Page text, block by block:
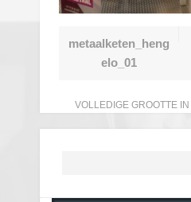
metaalketen_heng
elo_01
VOLLEDIGE GROOTTE IN